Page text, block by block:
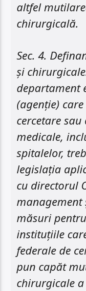
altfel
chirurgicală.
Sec. 4.
și
departament
(agenție)
cercetare
medicale,
spitalelor,
legislația
cu directorul
management
măsuri
instituțiile
federale de
pun capăt
chirurgicale